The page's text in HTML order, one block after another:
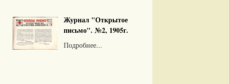
Журнал "Открытое
письмо". №2, 1905г.
Подробнее...